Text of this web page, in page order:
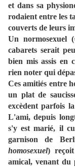
et dans sa
rodaient entre les
couverts de leurs
Un normosexuel (
cabarets serait
bien mis assis en
rien noter qui
Ces amitiés entre
un plat de
excèdent parfois
L'ami, depuis
s'y est marié, il
garnison de
homosexuel)
amical, venant du